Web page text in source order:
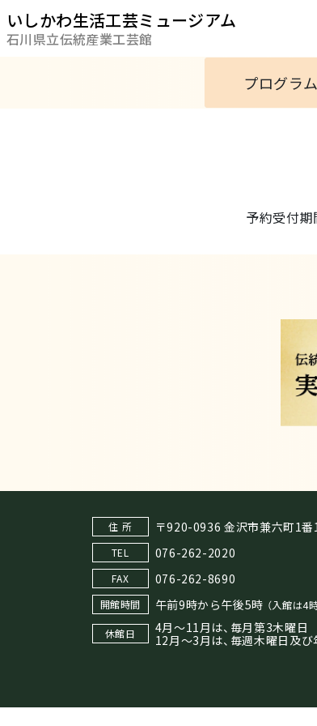
いしかわ生活工芸ミュージアム
石川県立伝統産業工芸館
プログラム
予約受付期
住 所 〒920-0936 金沢市兼六町1番
TEL 076-262-2020
FAX 076-262-8690
開館時間 午前9時から午後5時 （入館は4
休館日
4月～11月は、毎月第3木曜日
12月～3月は、毎週木曜日及び